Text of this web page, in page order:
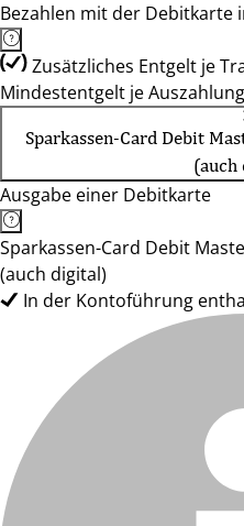
Bezahlen mit der Debitkarte
Zusätzliches Entgelt je
Mindestentgelt je
Sparkassen-Card Debit
Ausgabe einer Debitkarte
Sparkassen-Card Debit
(auch digital)
In der Kontoführung